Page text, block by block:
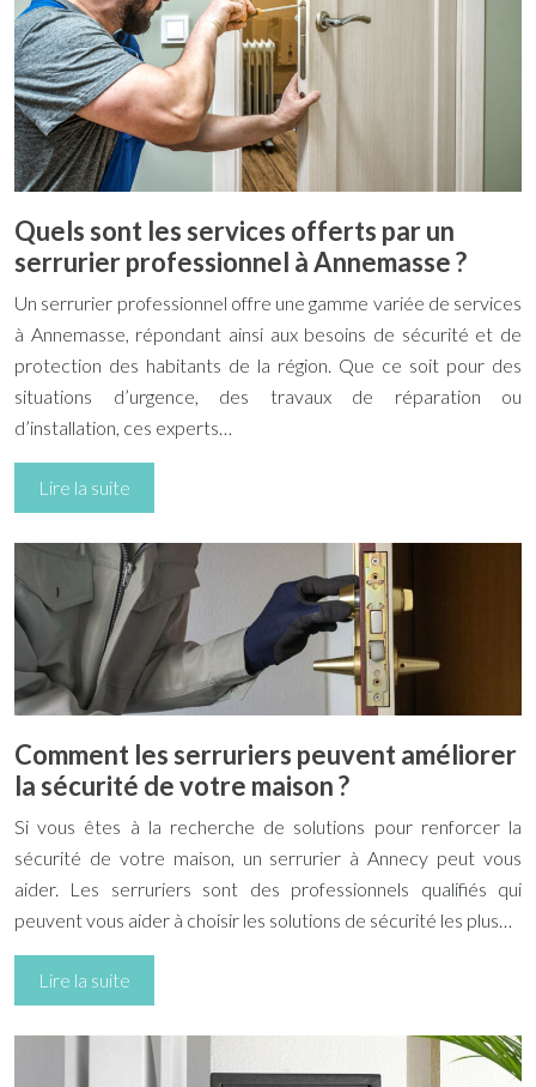
Quels sont les services offerts par un
serrurier professionnel à Annemasse ?
Un serrurier professionnel offre une gamme variée de services
à Annemasse, répondant ainsi aux besoins de sécurité et de
protection des habitants de la région. Que ce soit pour des
situations d’urgence, des travaux de réparation ou
d’installation, ces experts…
Lire la suite
Comment les serruriers peuvent améliorer
la sécurité de votre maison ?
Si vous êtes à la recherche de solutions pour renforcer la
sécurité de votre maison, un serrurier à Annecy peut vous
aider. Les serruriers sont des professionnels qualifiés qui
peuvent vous aider à choisir les solutions de sécurité les plus…
Lire la suite